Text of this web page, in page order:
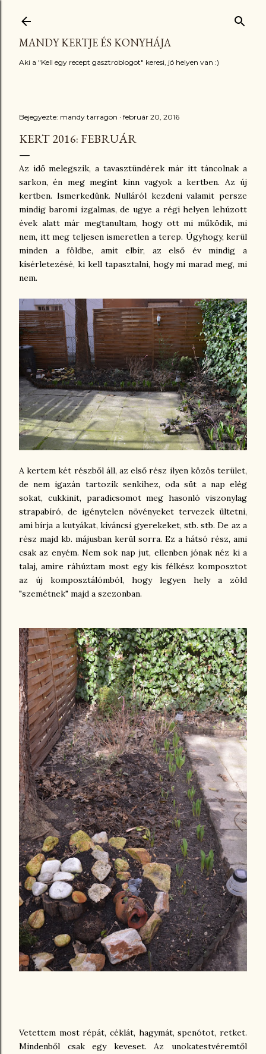
MANDY KERTJE ÉS KONYHÁJA
Aki a "Kell egy recept gasztroblogot" keresi, jó helyen van :)
Bejegyezte: mandy tarragon február 20, 2016
KERT 2016: FEBRUÁR
Az idő melegszik, a tavasztündérek már itt táncolnak a
sarkon, én meg megint kinn vagyok a kertben. Az új
kertben. Ismerkedünk. Nulláról kezdeni valamit persze
mindig baromi izgalmas, de ugye a régi helyen lehúzott
évek alatt már megtanultam, hogy ott mi működik, mi
nem, itt meg teljesen ismeretlen a terep. Úgyhogy, kerül
minden a földbe, amit elbír, az első év mindig a
kísérletezésé, ki kell tapasztalni, hogy mi marad meg, mi
nem.
A kertem két részből áll, az első rész ilyen közös terület,
de nem igazán tartozik senkihez, oda süt a nap elég
sokat, cukkinit, paradicsomot meg hasonló viszonylag
strapabíró, de igénytelen növényeket tervezek ültetni,
ami bírja a kutyákat, kíváncsi gyerekeket, stb. stb. De az a
rész majd kb. májusban kerül sorra. Ez a hátsó rész, ami
csak az enyém. Nem sok nap jut, ellenben jónak néz ki a
talaj, amire ráhúztam most egy kis félkész komposztot
az új komposztálómból, hogy legyen hely a zöld
"szemétnek" majd a szezonban.
Vetettem most répát, céklát, hagymát, spenótot, retket.
Mindenből csak egy keveset. Az unokatestvéremtől